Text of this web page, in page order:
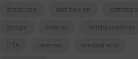
destacado distribucion estrategia
google hoteles metabuscadores
OTA reservas vendadirecta